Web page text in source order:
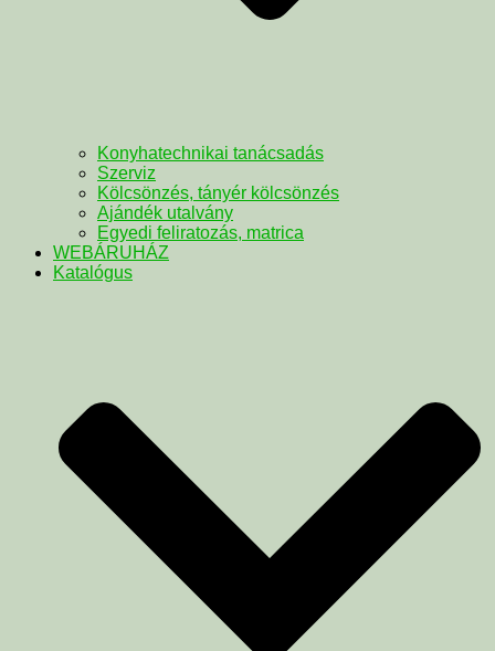
Konyhatechnikai tanácsadás
Szerviz
Kölcsönzés, tányér kölcsönzés
Ajándék utalvány
Egyedi feliratozás, matrica
WEBÁRUHÁZ
Katalógus